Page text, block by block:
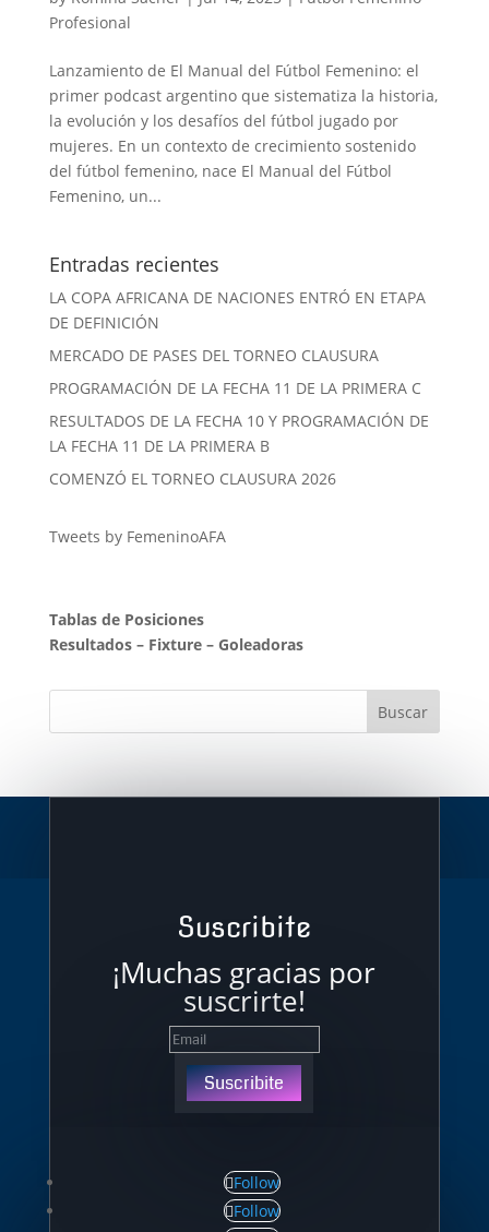
Profesional
Lanzamiento de El Manual del Fútbol Femenino: el
primer podcast argentino que sistematiza la historia,
la evolución y los desafíos del fútbol jugado por
mujeres. En un contexto de crecimiento sostenido
del fútbol femenino, nace El Manual del Fútbol
Femenino, un...
Entradas recientes
LA COPA AFRICANA DE NACIONES ENTRÓ EN ETAPA
DE DEFINICIÓN
MERCADO DE PASES DEL TORNEO CLAUSURA
PROGRAMACIÓN DE LA FECHA 11 DE LA PRIMERA C
RESULTADOS DE LA FECHA 10 Y PROGRAMACIÓN DE
LA FECHA 11 DE LA PRIMERA B
COMENZÓ EL TORNEO CLAUSURA 2026
Tweets by FemeninoAFA
Tablas de Posiciones
Resultados– Fixture– Goleadoras
Suscribite
¡Muchas gracias por
suscrirte!
Suscribite
Follow
Follow